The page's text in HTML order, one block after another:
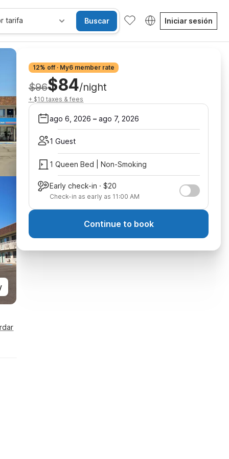
tarifa Buscar Iniciar sesión
12% off · My6 member rate
$96$84/night
+ $10 taxes & fees
ago 6, 2026 – ago 7, 2026
1 Guest
1 Queen Bed | Non-Smoking
Early check-in · $20
Check-in as early as 11:00 AM
Continue to book